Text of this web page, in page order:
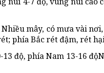
Nhiều mây, có mưa vài
phía Bắc rét đậm, rét
độ, phía Nam 13-16